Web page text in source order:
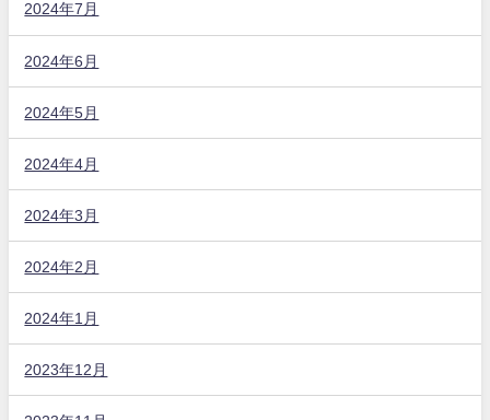
2024年7月
2024年6月
2024年5月
2024年4月
2024年3月
2024年2月
2024年1月
2023年12月